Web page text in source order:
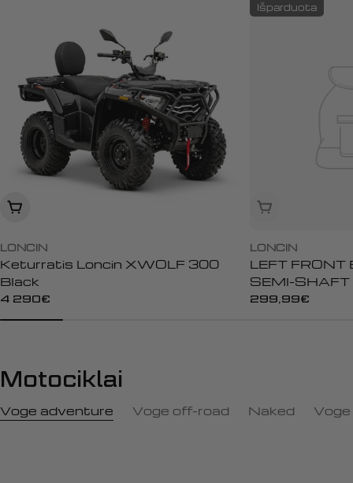
Įdėti į krepšelį
LONCIN
Keturratis Loncin XWOLF 300
Black
Įprasta
4 290€
Išparduota
Išparduota
LONCIN
LEFT FRONT
SEMI-
0001
Įprasta
299,99€
Motociklai
Voge adventure Voge off-road Naked